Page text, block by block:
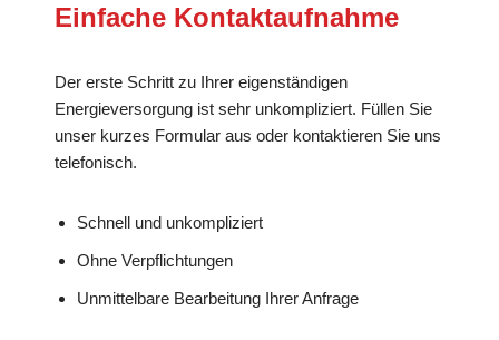
Einfache Kontaktaufnahme
Der erste Schritt zu Ihrer eigenständigen
Energieversorgung ist sehr unkompliziert. Füllen Sie
unser kurzes Formular aus oder kontaktieren Sie uns
telefonisch.
Schnell und unkompliziert
Ohne Verpflichtungen
Unmittelbare Bearbeitung Ihrer Anfrage